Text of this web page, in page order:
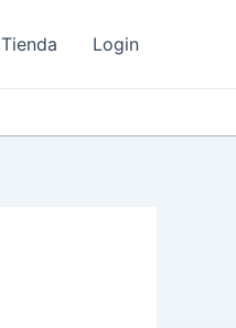
Tienda Login